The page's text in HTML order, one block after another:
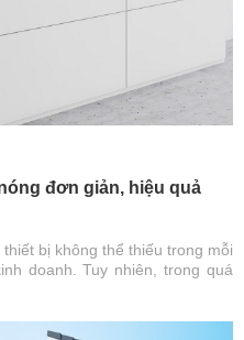
đơn giản, hiệu quả
bị không thể thiếu trong mỗi
doanh. Tuy nhiên, trong quá